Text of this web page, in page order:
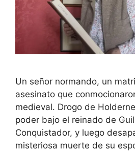
Un señor normando, un
asesinato que
medieval. Drogo de
poder bajo el reinado de
Conquistador, y luego
misteriosa muerte de su